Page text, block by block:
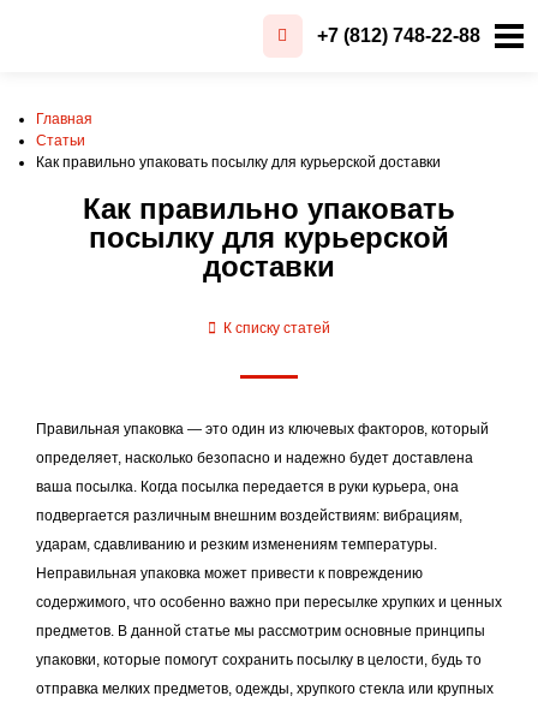
+7 (812) 748-22-88
Главная
Статьи
Как правильно упаковать посылку для курьерской доставки
Как правильно упаковать
посылку для курьерской
доставки
К списку статей
Правильная упаковка — это один из ключевых факторов, который
определяет, насколько безопасно и надежно будет доставлена
ваша посылка. Когда посылка передается в руки курьера, она
подвергается различным внешним воздействиям: вибрациям,
ударам, сдавливанию и резким изменениям температуры.
Неправильная упаковка может привести к повреждению
содержимого, что особенно важно при пересылке хрупких и ценных
предметов. В данной статье мы рассмотрим основные принципы
упаковки, которые помогут сохранить посылку в целости, будь то
отправка мелких предметов, одежды, хрупкого стекла или крупных